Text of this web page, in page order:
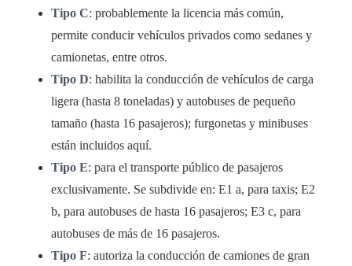
Tipo C: probablemente la licencia más común,
permite conducir vehículos privados como sedanes y
camionetas, entre otros.
Tipo D: habilita la conducción de vehículos de carga
ligera (hasta 8 toneladas) y autobuses de pequeño
tamaño (hasta 16 pasajeros); furgonetas y minibuses
están incluidos aquí.
Tipo E: para el transporte público de pasajeros
exclusivamente. Se subdivide en: E1 a, para taxis; E2
b, para autobuses de hasta 16 pasajeros; E3 c, para
autobuses de más de 16 pasajeros.
Tipo F: autoriza la conducción de camiones de gran